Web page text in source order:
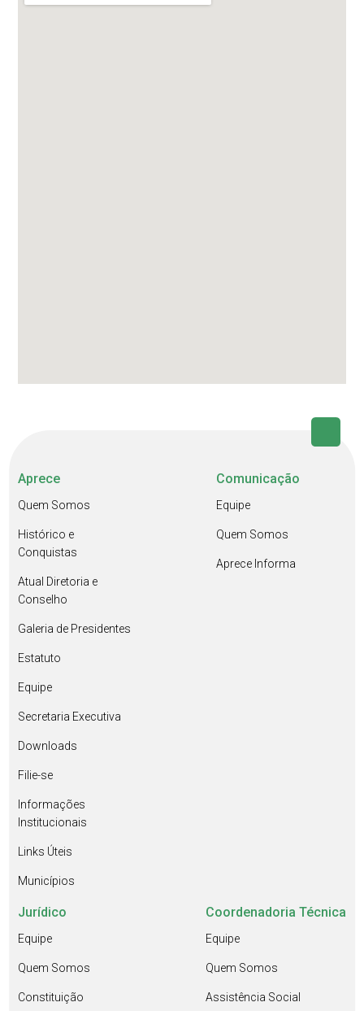
Aprece
Quem Somos
Histórico e
Conquistas
Atual Diretoria e
Conselho
Galeria de Presidentes
Estatuto
Equipe
Secretaria Executiva
Downloads
Filie-se
Informações
Institucionais
Links Úteis
Municípios
Comunicação
Equipe
Quem Somos
Aprece Informa
Jurídico
Equipe
Quem Somos
Constituição
Coordenadoria Técnica
Equipe
Quem Somos
Assistência Social